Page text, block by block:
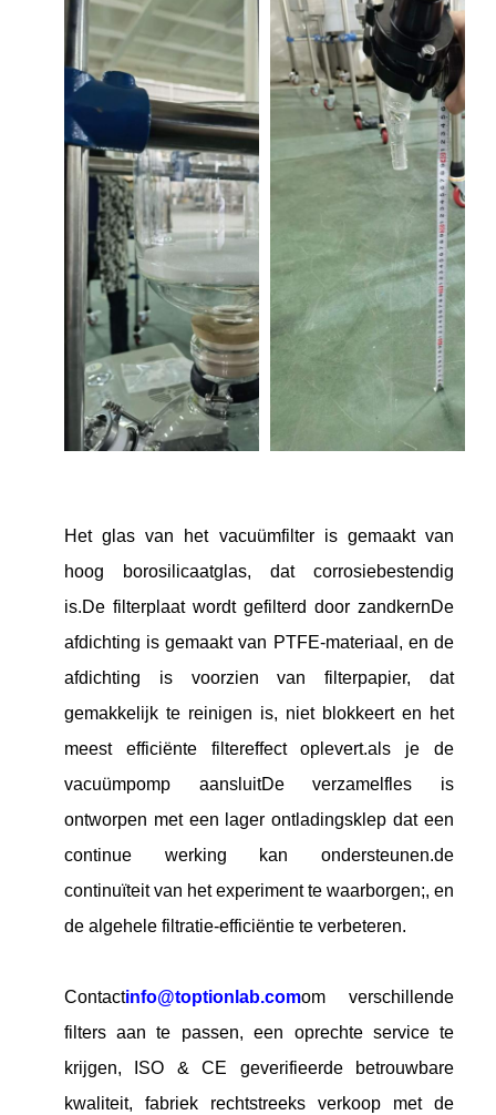
Het glas van het vacuümfilter is gemaakt van
hoog borosilicaatglas, dat corrosiebestendig
is.De filterplaat wordt gefilterd door zandkernDe
afdichting is gemaakt van PTFE-materiaal, en de
afdichting is voorzien van filterpapier, dat
gemakkelijk te reinigen is, niet blokkeert en het
meest efficiënte filtereffect oplevert.als je de
vacuümpomp aansluitDe verzamelfles is
ontworpen met een lager ontladingsklep dat een
continue werking kan ondersteunen.de
continuïteit van het experiment te waarborgen;, en
de algehele filtratie-efficiëntie te verbeteren.
Contactinfo@toptionlab.comom verschillende
filters aan te passen, een oprechte service te
krijgen, ISO & CE geverifieerde betrouwbare
kwaliteit, fabriek rechtstreeks verkoop met de